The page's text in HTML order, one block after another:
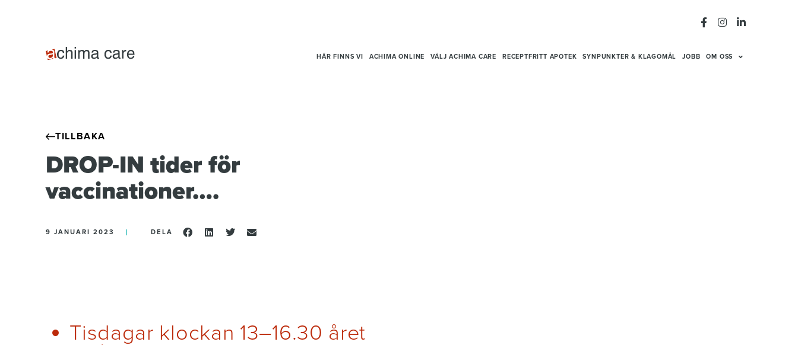
HÄR FINNS VI ACHIMA ONLINE VÄLJ ACHIMA CARE RECEPTFRITT APOTEK SYNPUNKTER & KLAGOMÅL JOBB OM OSS
TILLBAKA
DROP-IN tider för
vaccinationer….
9 JANUARI 2023 DELA
Tisdagar klockan 13–16.30 året